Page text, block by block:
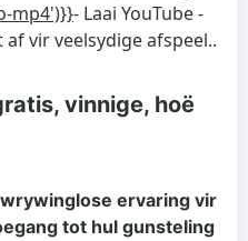
mp4')}}- Laai YouTube -
vir veelsydige afspeel..
vinnige, hoë
ervaring vir
tot hul gunsteling